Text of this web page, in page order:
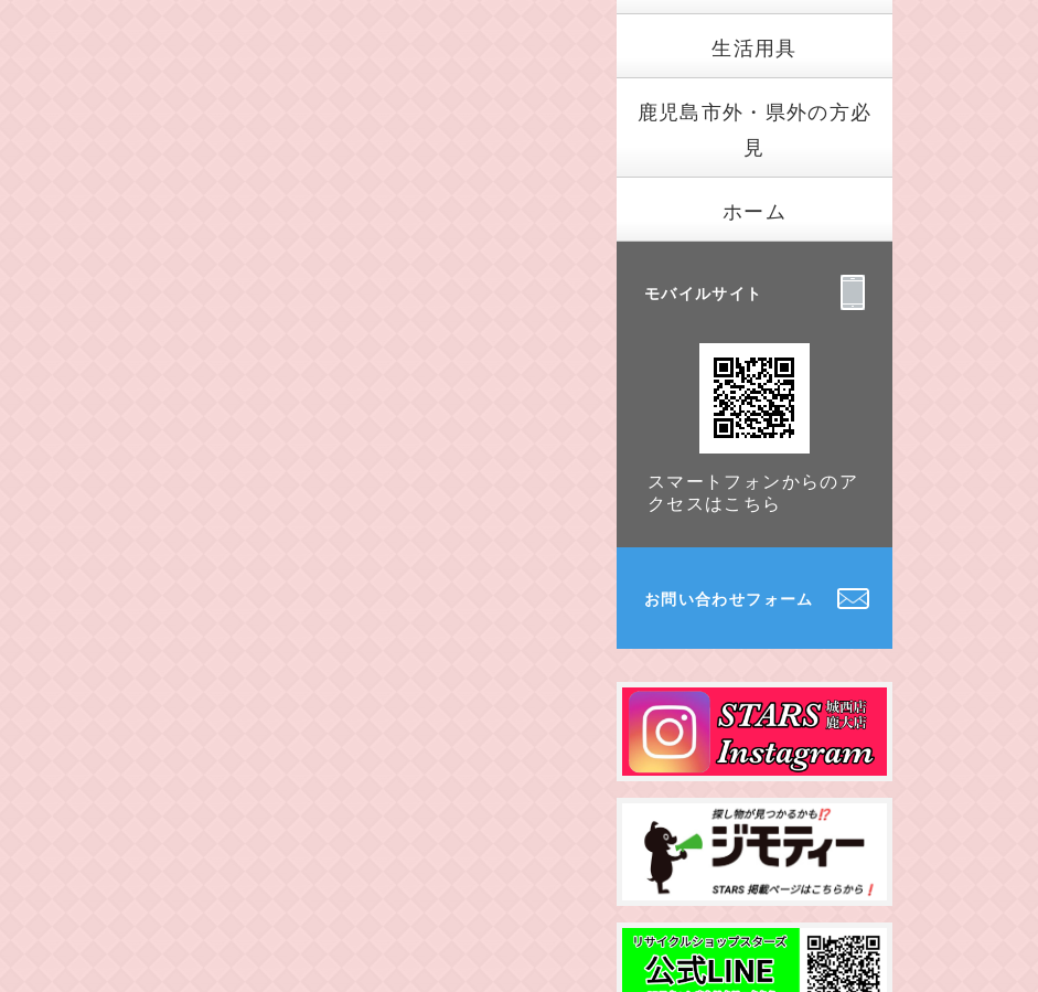
生活用具
鹿児島市外・県外の方必
見
ホーム
モバイルサイト
スマートフォンからのア
クセスはこちら
お問い合わせフォーム